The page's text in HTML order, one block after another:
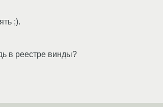
;).
в реестре винды?